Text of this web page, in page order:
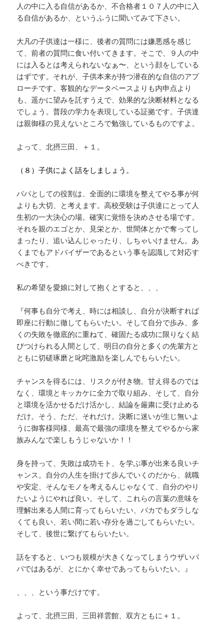
人の中に入る自信があるか、不合格者１０７人の中に入
る自信があるか、というふうに聞いてみて下さい。
大凡の子供達は一様に、後者の質問には嫌悪感を感じ
て、前者の質問に食い付いてきます。そこで、９人の中
には入るとは考えられないなぁ〜、という顔をしている
はずです。それが、子供本来が持つ潜在的な自信のアプ
ローチです。客観的なデータベースよりも内申点より
も、遥かに望みを託すうえで、効果的な決断材料となる
でしょう。普段の学力を表現している証拠です。子供達
は親御様の見えないところで勉強しているものですよ。
よって、北摂三田、＋１。
（８）子供によく話をしましょう。
パパとしての役割は、全面的に環境を整えてやる事が何
よりも大切、と考えます。高校受験は子供達にとって人
生初の一大決心の場。確実に覚悟を決めさせる場です。
それを親のエゴとか、見栄とか、世間体とかで奪ってし
まったり、追い込んじゃったり、しちゃいけません。あ
くまでもアドバイザーであるという事を認識して対応す
べきです。
私の希望を愛娘に対して抱くとすると、、、
『何事も自分で考え、時には相談し、自分が決断すれば
即座に行動に徹してもらいたい。そして自分で歩み、多
くの失敗を徹底的に重ねて、確固たる成功に限りなく結
びつけられる人間として、明日の自分と多くの先輩方と
ともに切磋琢磨と叱咤激励を楽しんでもらいたい。
チャンスを得るには、リスクが付き物。甘え得るのでは
なく、環境とキッカケに全力で取り組み、そして、自分
と環境を活かせるだけ活かし、結論を厳粛に受け止める
だけ。そう、ただ、それだけ。決断に迷いが生じ無いよ
うに御客様同様、最高で最強の環境を整えてやるから家
族みんなで楽しもうじゃないか！！
身を持って、失敗は成功モト、を学ぶ事が出来る良いチ
ャンス。自分の人生を掛けて歩んでいくのだから、就職
や安定、そんなモノを考えるんじゃなくて、自分のやり
たいようにやれば良い。そして、これらの言葉の意味を
理解出来る人間に育ってもらいたい、バカでもダラしな
くても良い、若い間に若い存分を過ごしてもらいたい。
そして、後世に繋げてもらいたい。
話をすると、いつも規模が大きくなってしまうウザいパ
パではあるが、とにかく幸せであってもらいたい。』
、、、という事だけです。
よって、北摂三田、三田祥雲館、双方ともに＋１。